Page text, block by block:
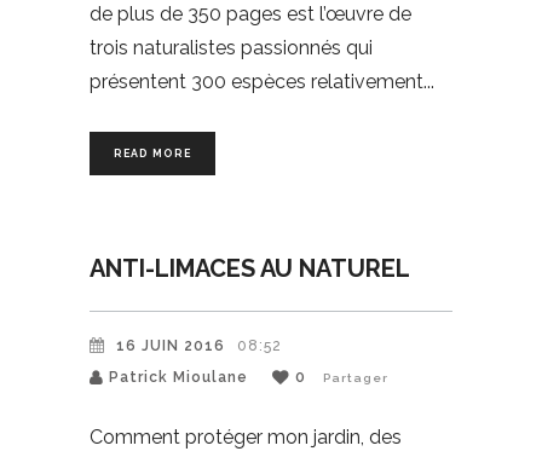
de plus de 350 pages est l’œuvre de
trois naturalistes passionnés qui
présentent 300 espèces relativement
READ MORE
ANTI-LIMACES AU NATUREL
16 JUIN 2016
08:52
Patrick Mioulane
0 Partager
Comment protéger mon jardin, des